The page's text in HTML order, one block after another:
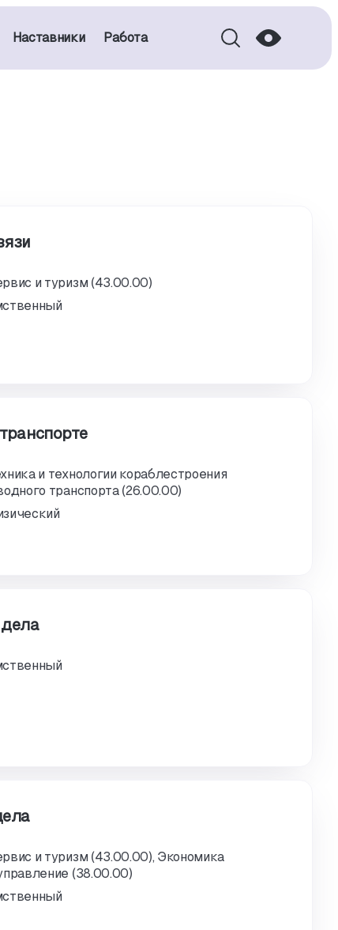
Наставники Работа
и туризм (43.00.00)
и технологии кораблестроения
транспорта (26.00.00)
дела
и туризм (43.00.00), Экономика
(38.00.00)